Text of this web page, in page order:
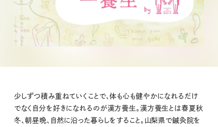
少しずつ積み重ねていくことで、体も心も健やかになれるだけ
でなく自分を好きになれるのが漢方養生。漢方養生とは春夏秋
冬、朝昼晩、自然に沿った暮らしをすること。山梨県で鍼灸院を